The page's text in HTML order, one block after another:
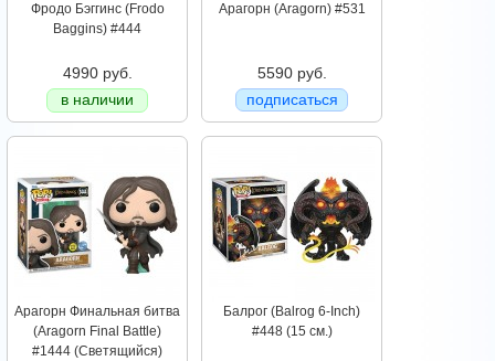
Фродо Бэггинс (Frodo
Baggins) #444
4990 руб.
в наличии
Арагорн (Aragorn) #531
5590 руб.
подписаться
Арагорн Финальная битва
(Aragorn Final Battle)
#1444 (Светящийся)
Балрог (Balrog 6-Inch)
#448 (15 см.)